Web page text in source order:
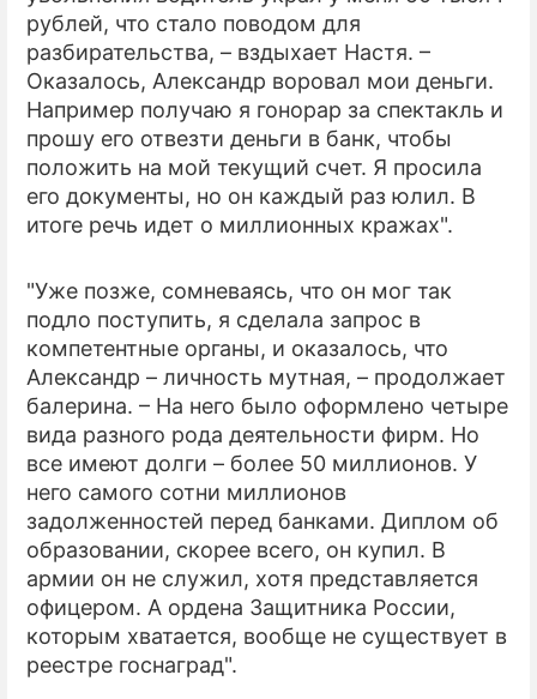
рублей, что стало поводом для
разбирательства, – вздыхает Настя. –
Оказалось, Александр воровал мои деньги.
Например получаю я гонорар за спектакль и
прошу его отвезти деньги в банк, чтобы
положить на мой текущий счет. Я просила
его документы, но он каждый раз юлил. В
итоге речь идет о миллионных кражах".
"Уже позже, сомневаясь, что он мог так
подло поступить, я сделала запрос в
компетентные органы, и оказалось, что
Александр – личность мутная, – продолжает
балерина. – На него было оформлено четыре
вида разного рода деятельности фирм. Но
все имеют долги – более 50 миллионов. У
него самого сотни миллионов
задолженностей перед банками. Диплом об
образовании, скорее всего, он купил. В
армии он не служил, хотя представляется
офицером. А ордена Защитника России,
которым хватается, вообще не существует в
реестре госнаград".